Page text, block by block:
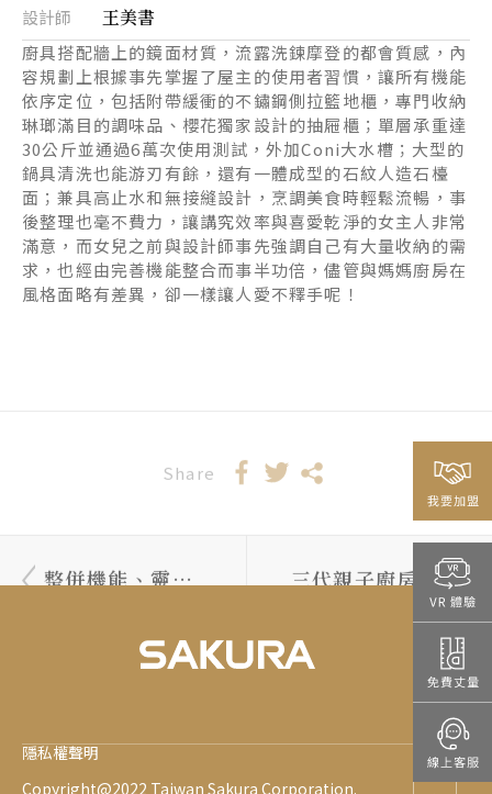
設計師 王美書
廚具搭配牆上的鏡面材質，流露洗鍊摩登的都會質感，內
容規劃上根據事先掌握了屋主的使用者習慣，讓所有機能
依序定位，包括附帶緩衝的不鏽鋼側拉籃地櫃，專門收納
琳瑯滿目的調味品、櫻花獨家設計的抽屜櫃；單層承重達
30公斤並通過6萬次使用測試，外加Coni大水槽；大型的
鍋具清洗也能游刃有餘，還有一體成型的石紋人造石檯
面；兼具高止水和無接縫設計，烹調美食時輕鬆流暢，事
後整理也毫不費力，讓講究效率與喜愛乾淨的女主人非常
滿意，而女兒之前與設計師事先強調自己有大量收納的需
求，也經由完善機能整合而事半功倍，儘管與媽媽廚房在
風格面略有差異，卻一樣讓人愛不釋手呢！
Share
整併機能、靈活
三代親子廚房 凝
Copyright@2022 Taiwan Sakura Corporation.
隱私權聲明